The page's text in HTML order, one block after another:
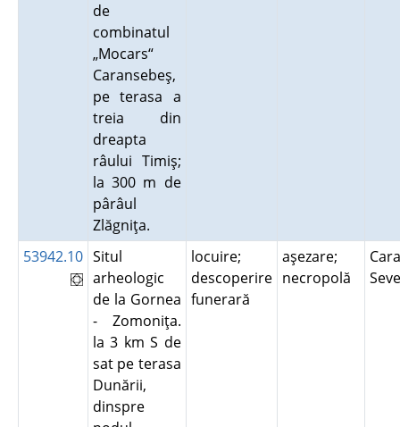
de
combinatul
„Mocars“
Caransebeş,
pe terasa a
treia din
dreapta
râului Timiş;
la 300 m de
pârâul
Zlăgniţa.
53942.10 Situl
arheologic
de la Gornea
- Zomoniţa.
la 3 km S de
sat pe terasa
Dunării,
dinspre
locuire;
descoperire
funerară
aşezare;
necropolă